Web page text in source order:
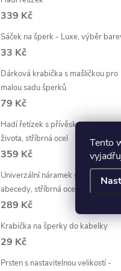
Tento
339 Kč
Sáček na šperk - Luxe, výběr
33 Kč
Dárková krabička s mašličkou pro
malou sadu šperků
79 Kč
Hadí řetízek s přívěskem - strom
života, stříbrná ocel
359 Kč
Univerzální náramek s písmenem
abecedy, stříbrná ocel
289 Kč
Krabička na šperky do kabelky
29 Kč
Prsten s nastavitelnou velikostí -